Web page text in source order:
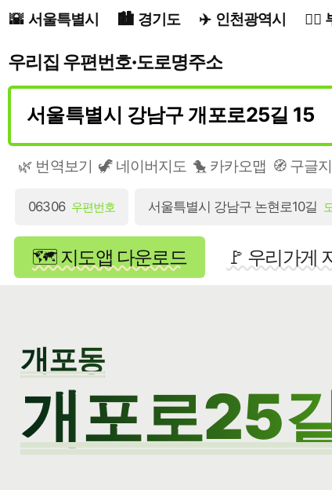
서울특별시 경기도 인천광역시
우리집 우편번호·도로명주소
🌿 번역보기 🦖 네이버지도 🐤 카카오맵 🧭 구글
06306 우편번호 서울특별시 강남구 논현로10길
🗺️ 지도앱 다운로드 🚩 우리가게
개포동
개포로25